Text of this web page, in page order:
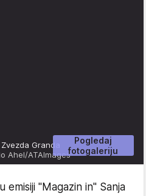
Pogledaj
fotogaleriju
Granda
Ahel/ATAImages
emisiji "Magazin in" Sanja